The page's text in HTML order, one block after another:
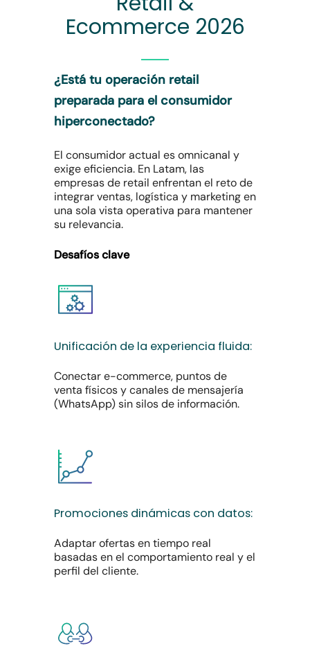
Ecommerce 2026
¿Está tu operación retail
preparada para el consumidor
hiperconectado?
El consumidor actual es omnicanal y
exige eficiencia. En Latam, las
empresas de retail enfrentan el reto de
integrar ventas, logística y marketing en
una sola vista operativa para mantener
su relevancia.
Desafíos clave
Unificación de la experiencia fluida:
Conectar e-commerce, puntos de
venta físicos y canales de mensajería
(WhatsApp) sin silos de información.
Promociones dinámicas con datos:
Adaptar ofertas en tiempo real
basadas en el comportamiento real y el
perfil del cliente.